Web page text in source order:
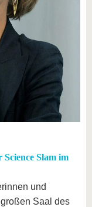
Slam im
und
Saal des